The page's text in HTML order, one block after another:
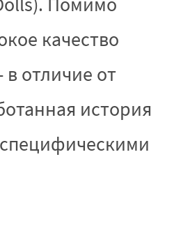
качество
отличие от
история